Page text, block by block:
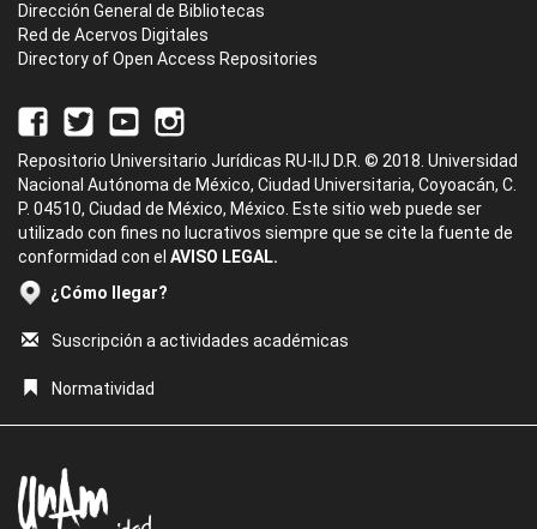
Dirección General de Bibliotecas
Red de Acervos Digitales
Directory of Open Access Repositories
Repositorio Universitario Jurídicas RU-IIJ D.R. © 2018. Universidad
Nacional Autónoma de México, Ciudad Universitaria, Coyoacán, C.
P. 04510, Ciudad de México, México. Este sitio web puede ser
utilizado con fines no lucrativos siempre que se cite la fuente de
conformidad con el AVISO LEGAL.
¿Cómo llegar?
Suscripción a actividades académicas
Normatividad